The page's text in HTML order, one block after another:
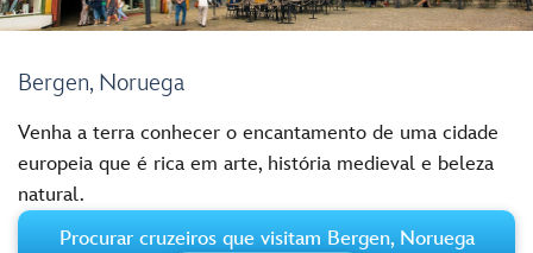
Bergen, Noruega
Venha a terra conhecer o encantamento de uma cidade
europeia que é rica em arte, história medieval e beleza
natural.
Procurar cruzeiros que visitam Bergen, Noruega